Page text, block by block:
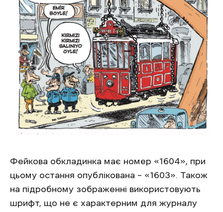
Фейкова обкладинка має номер «1604», при
цьому остання опублікована – «1603». Також
на підробному зображенні використовують
шрифт, що не є характерним для журналу